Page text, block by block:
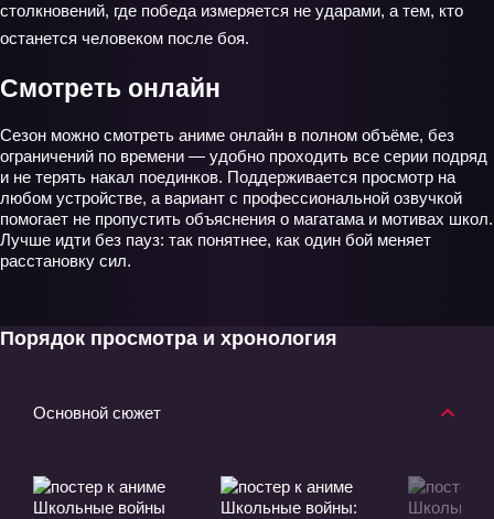
столкновений, где победа измеряется не ударами, а тем, кто
останется человеком после боя.
Смотреть онлайн
Сезон можно смотреть аниме онлайн в полном объёме, без
ограничений по времени — удобно проходить все серии подряд
и не терять накал поединков. Поддерживается просмотр на
любом устройстве, а вариант с профессиональной озвучкой
помогает не пропустить объяснения о магатама и мотивах школ.
Лучше идти без пауз: так понятнее, как один бой меняет
расстановку сил.
Порядок просмотра и хронология
Основной сюжет